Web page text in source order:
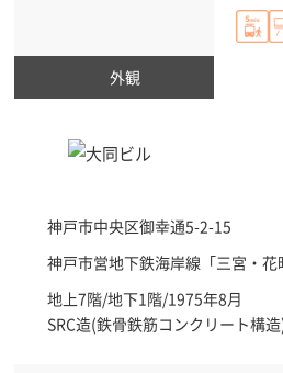
外観
神戸市中央区御幸通5-2-15
神戸市営地下鉄海岸線「三宮・花
地上7階/地下1階/1975年8月
SRC造(鉄骨鉄筋コンクリート構